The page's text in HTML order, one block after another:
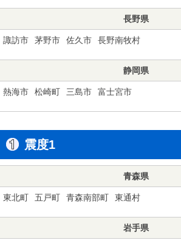
長野県
諏訪市 茅野市 佐久市 長野南牧村
静岡県
熱海市 松崎町 三島市 富士宮市
震度1
青森県
東北町 五戸町 青森南部町 東通村
岩手県